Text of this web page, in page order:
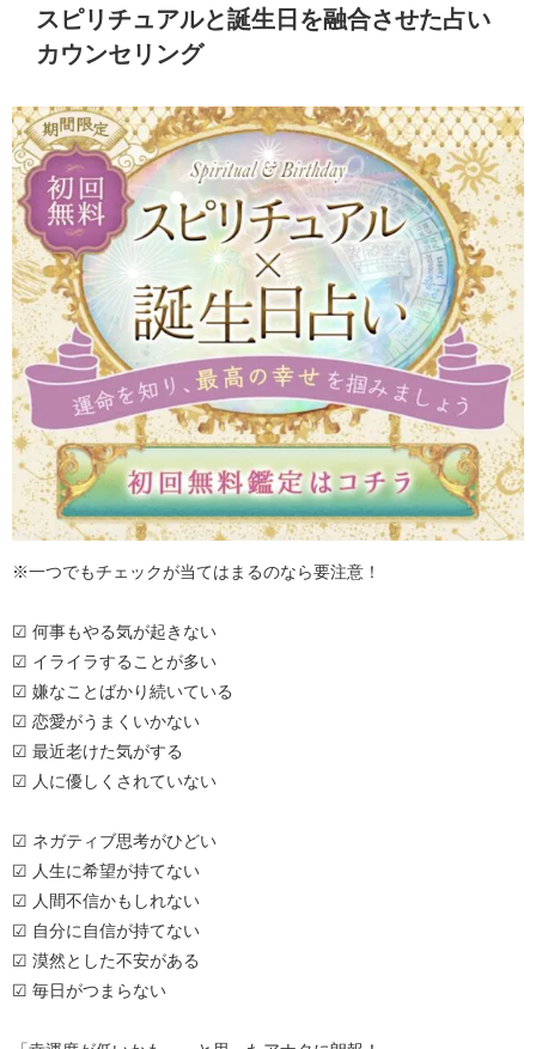
スピリチュアルと誕生日を融合させた占い
カウンセリング
※一つでもチェックが当てはまるのなら要注意！
☑ 何事もやる気が起きない
☑ イライラすることが多い
☑ 嫌なことばかり続いている
☑ 恋愛がうまくいかない
☑ 最近老けた気がする
☑ 人に優しくされていない
☑ ネガティブ思考がひどい
☑ 人生に希望が持てない
☑ 人間不信かもしれない
☑ 自分に自信が持てない
☑ 漠然とした不安がある
☑ 毎日がつまらない